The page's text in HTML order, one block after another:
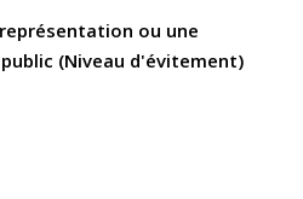
ou une
(Niveau d'évitement)